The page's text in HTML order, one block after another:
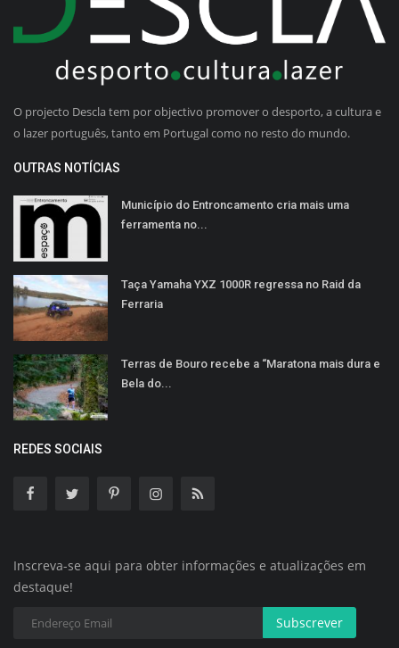
O projecto Descla tem por objectivo promover o desporto, a cultura e
o lazer português, tanto em Portugal como no resto do mundo.
OUTRAS NOTÍCIAS
Município do Entroncamento cria mais uma
ferramenta no...
Taça Yamaha YXZ 1000R regressa no Raid da
Ferraria
Terras de Bouro recebe a “Maratona mais dura e
Bela do...
REDES SOCIAIS
Inscreva-se aqui para obter informações e atualizações em
destaque!
Subscrever